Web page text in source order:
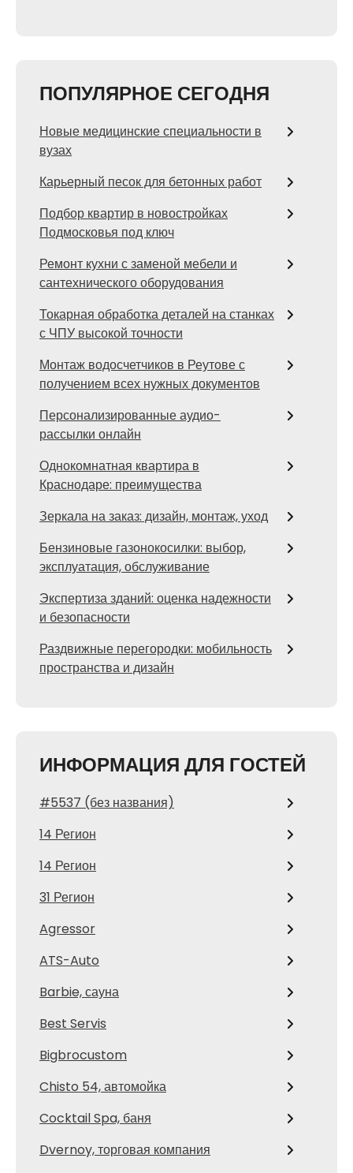
ПОПУЛЯРНОЕ СЕГОДНЯ
Новые медицинские специальности в
вузах
Карьерный песок для бетонных работ
Подбор квартир в новостройках
Подмосковья под ключ
Ремонт кухни с заменой мебели и
сантехнического оборудования
Токарная обработка деталей на станках
с ЧПУ высокой точности
Монтаж водосчетчиков в Реутове с
получением всех нужных документов
Персонализированные аудио-
рассылки онлайн
Однокомнатная квартира в
Краснодаре: преимущества
Зеркала на заказ: дизайн, монтаж, уход
Бензиновые газонокосилки: выбор,
эксплуатация, обслуживание
Экспертиза зданий: оценка надежности
и безопасности
Раздвижные перегородки: мобильность
пространства и дизайн
ИНФОРМАЦИЯ ДЛЯ ГОСТЕЙ
#5537 (без названия)
14 Регион
14 Регион
31 Регион
Agressor
ATS-Auto
Barbie, сауна
Best Servis
Bigbrocustom
Chisto 54, автомойка
Cocktail Spa, баня
Dvernoy, торговая компания